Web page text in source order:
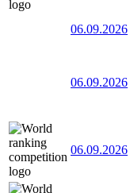
06.09.2026
06.09.2026
06.09.2026